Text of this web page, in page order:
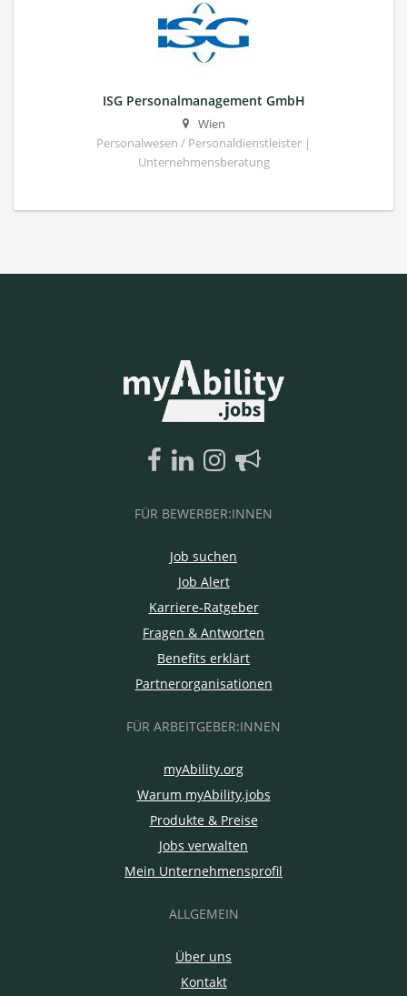
ISG Personalmanagement GmbH
Wien
Personalwesen / Personaldienstleister |
Unternehmensberatung
FÜR BEWERBER:INNEN
Job suchen
Job Alert
Karriere-Ratgeber
Fragen & Antworten
Benefits erklärt
Partnerorganisationen
FÜR ARBEITGEBER:INNEN
myAbility.org
Warum myAbility.jobs
Produkte & Preise
Jobs verwalten
Mein Unternehmensprofil
ALLGEMEIN
Über uns
Kontakt